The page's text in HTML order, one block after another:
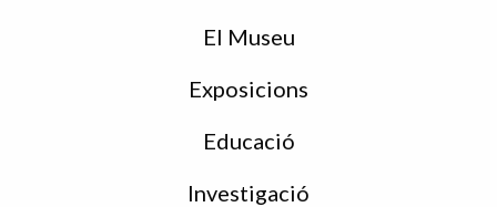
El Museu
Exposicions
Educació
Investigació